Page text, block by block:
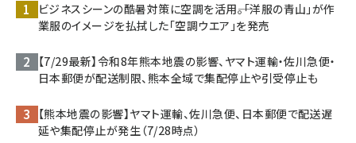
ビジネスシーンの酷暑対策に空調を活用――。「洋服の青山」が作
業服のイメージを払拭した「空調ウエア」を発売
【7/29最新】令和8年熊本地震の影響、ヤマト運輸・佐川急便・
日本郵便が配送制限、熊本全域で集配停止や引受停止も
【熊本地震の影響】ヤマト運輸、佐川急便、日本郵便で配送遅
延や集配停止が発生（7/28時点）